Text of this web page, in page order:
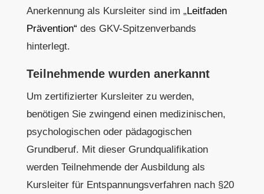
Anerkennung als Kursleiter sind im „ Leitfaden
Prävention“ des GKV-Spitzenverbands
hinterlegt.
Teilnehmende wurden anerkannt
Um zertifizierter Kursleiter zu werden,
benötigen Sie zwingend einen medizinischen,
psychologischen oder pädagogischen
Grundberuf. Mit dieser Grundqualifikation
werden Teilnehmende der Ausbildung als
Kursleiter für Entspannungsverfahren nach §20